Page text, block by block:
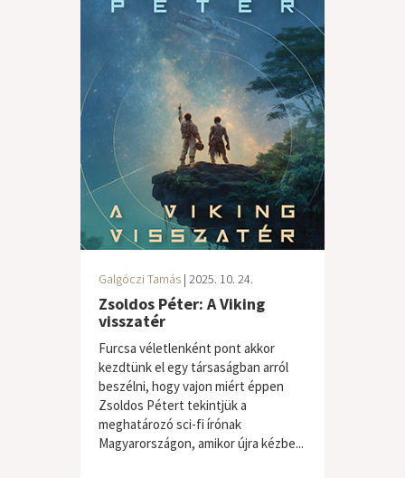
Galgóczi Tamás | 2025. 10. 24.
Zsoldos Péter: A Viking
visszatér
Furcsa véletlenként pont akkor
kezdtünk el egy társaságban arról
beszélni, hogy vajon miért éppen
Zsoldos Pétert tekintjük a
meghatározó sci-fi írónak
Magyarországon, amikor újra kézbe...